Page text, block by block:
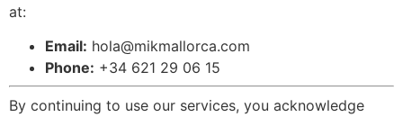
at:
Email: hola@mikmallorca.com
Phone: +34 621 29 06 15
By continuing to use our services, you acknowledge